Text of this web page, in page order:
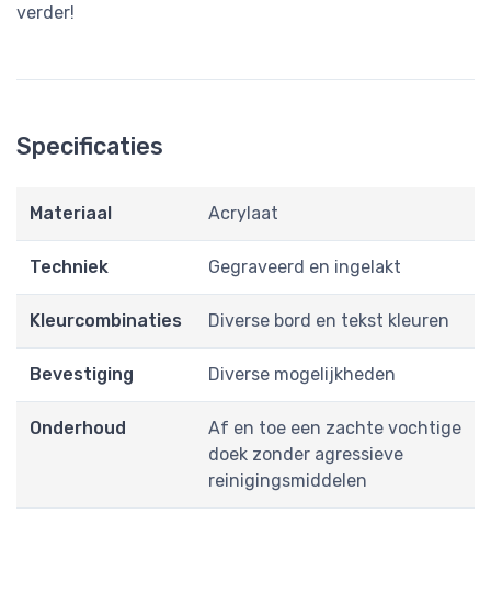
verder!
Specificaties
Materiaal Acrylaat
Techniek Gegraveerd en ingelakt
Kleurcombinaties Diverse bord en tekst kleuren
Bevestiging Diverse mogelijkheden
Onderhoud
Af en toe een zachte vochtige
doek zonder agressieve
reinigingsmiddelen